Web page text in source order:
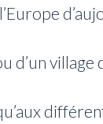
d’un